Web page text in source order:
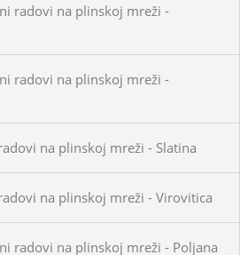
radovi na plinskoj mreži -
radovi na plinskoj mreži -
na plinskoj mreži - Slatina
na plinskoj mreži - Virovitica
radovi na plinskoj mreži - Poljana